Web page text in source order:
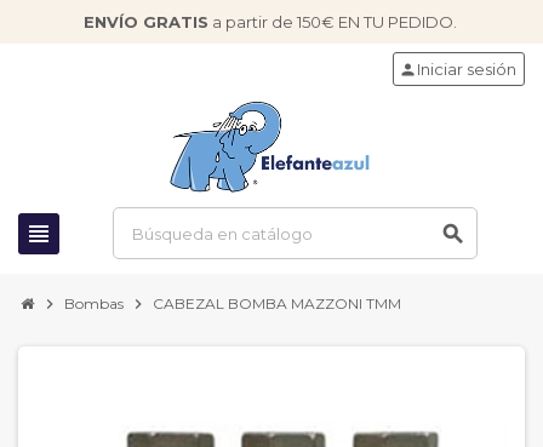
ENVÍO GRATIS a partir de 150€ EN TU PEDIDO.
view_headline search
person Iniciar sesión
chevron_right Bombas chevron_right CABEZAL BOMBA MAZZONI TMM